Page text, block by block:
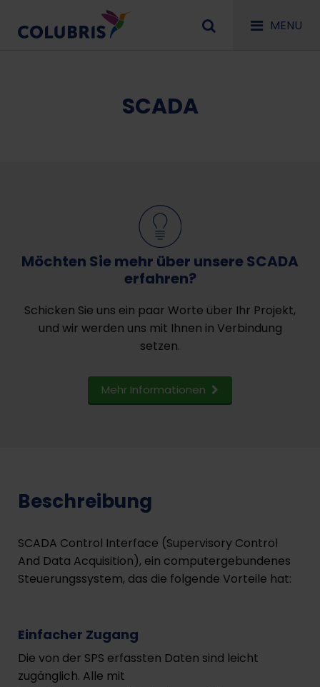
MENU
SCADA
Möchten Sie mehr über unsere SCADA
erfahren?
Schicken Sie uns ein paar Worte über Ihr Projekt,
und wir werden uns mit Ihnen in Verbindung
setzen.
Mehr Informationen
Beschreibung
SCADA Control Interface (Supervisory Control
And Data Acquisition), ein computergebundenes
Steuerungssystem, das die folgende Vorteile hat:
Einfacher Zugang
Die von der SPS erfassten Daten sind leicht
zugänglich. Alle mit